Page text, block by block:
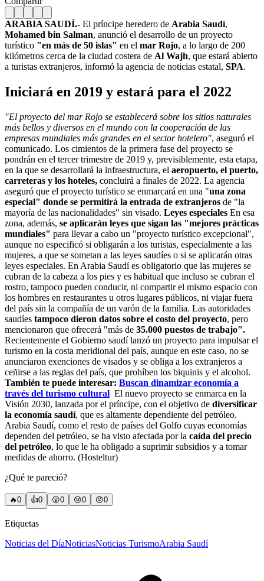
ARABIA SAUDÍ.- El príncipe heredero de Arabia Saudí,
Mohamed bin Salman, anunció el desarrollo de un proyecto
turístico "en más de 50 islas" en el mar Rojo, a lo largo de 200
kilómetros cerca de la ciudad costera de Al Wajh, que estará abierto
a turistas extranjeros, informó la agencia de noticias estatal, SPA.
Iniciará en 2019 y estará para el 2022
"El proyecto del mar Rojo se establecerá sobre los sitios naturales
más bellos y diversos en el mundo con la cooperación de las
empresas mundiales más grandes en el sector hotelero", aseguró el
comunicado. Los cimientos de la primera fase del proyecto se
pondrán en el tercer trimestre de 2019 y, previsiblemente, esta etapa,
en la que se desarrollará la infraestructura, el aeropuerto, el puerto,
carreteras y los hoteles, concluirá a finales de 2022. La agencia
aseguró que el proyecto turístico se enmarcará en una "una zona
especial" donde se permitirá la entrada de extranjeros de "la
mayoría de las nacionalidades" sin visado. Leyes especiales En esa
zona, además, se aplicarán leyes que sigan las "mejores prácticas
mundiales" para llevar a cabo un "proyecto turístico excepcional",
aunque no especificó si obligarán a los turistas, especialmente a las
mujeres, a que se sometan a las leyes saudíes o si se aplicarán otras
leyes especiales. En Arabia Saudí es obligatorio que las mujeres se
cubran de la cabeza a los pies y es habitual que incluso se cubran el
rostro, tampoco pueden conducir, ni compartir el mismo espacio con
los hombres en restaurantes u otros lugares públicos, ni viajar fuera
del país sin la compañía de un varón de la familia. Las autoridades
saudíes tampoco dieron datos sobre el costo del proyecto, pero
mencionaron que ofrecerá "más de 35.000 puestos de trabajo".
Recientemente el Gobierno saudí lanzó un proyecto para impulsar el
turismo en la costa meridional del país, aunque en este caso, no se
anunciaron exenciones de visados y se obliga a los extranjeros a
ceñirse a las reglas del país, que prohíben los biquinis y el alcohol.
También te puede interesar: Buscan dinamizar economía a
través del turismo cultural El nuevo proyecto se enmarca en la
Visión 2030, lanzada por el príncipe, con el objetivo de diversificar
la economía saudí, que es altamente dependiente del petróleo.
Arabia Saudí, como el resto de países del Golfo cuyas economías
dependen del petróleo, se ha visto afectada por la caída del precio
del petróleo, lo que le ha obligado a suprimir subsidios y a tomar
medidas de ahorro. (Hosteltur)
¿Qué te pareció?
🔥0 👍0 😲0 😢0 😠0
Etiquetas
Noticias del DíaNoticiasNoticias TurismoArabia Saudí